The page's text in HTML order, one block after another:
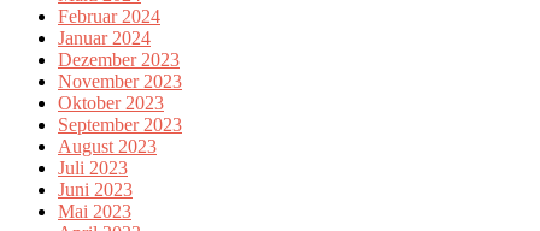
Februar 2024
Januar 2024
Dezember 2023
November 2023
Oktober 2023
September 2023
August 2023
Juli 2023
Juni 2023
Mai 2023